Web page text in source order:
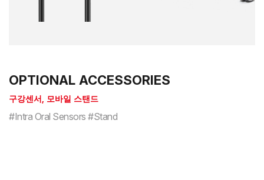
OPTIONAL ACCESSORIES
구강센서, 모바일 스탠드
#Intra Oral Sensors #Stand